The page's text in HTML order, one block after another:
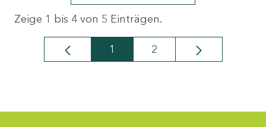
Zeige 1 bis 4 von 5 Einträgen.
Seite
1 Seite
2